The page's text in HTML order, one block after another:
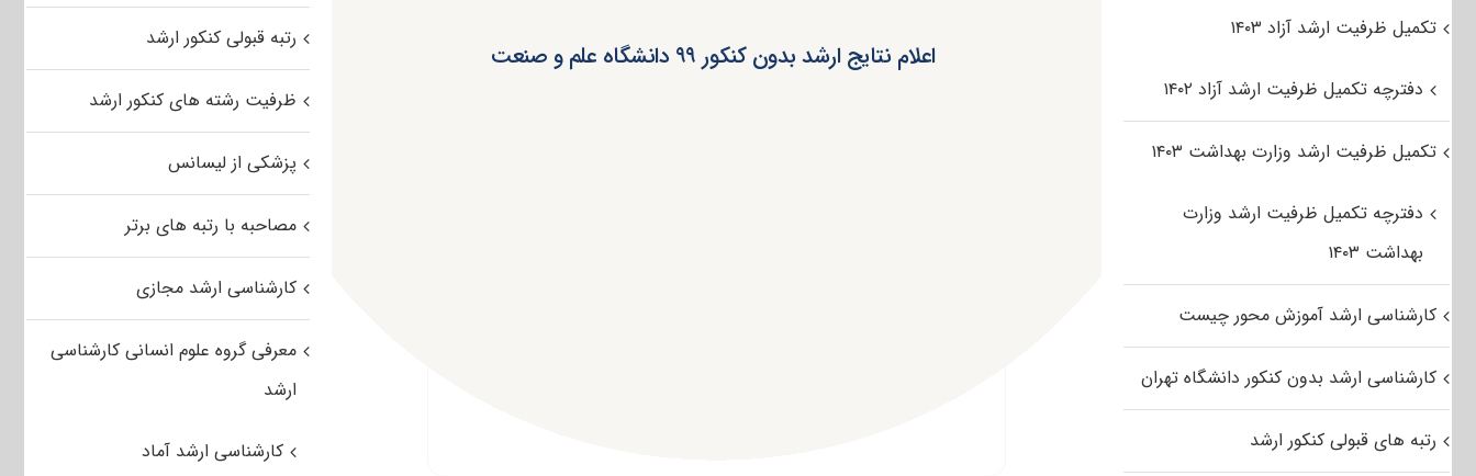
اعلام نتایج ارشد بدون کنکور ۹۹ دانشگاه علم و صنعت
رتبه قبولی کنکور ارشد
ظرفیت رشته های کنکور ارشد
پزشکی از لیسانس
مصاحبه با رتبه های برتر
کارشناسی ارشد مجازی
معرفی گروه علوم انسانی کارشناسی
ارشد
کارشناسی ارشد آماد
تکمیل ظرفیت ارشد آزاد ۱۴۰۳
دفترچه تکمیل ظرفیت ارشد آزاد ۱۴۰۲
تکمیل ظرفیت ارشد وزارت بهداشت ۱۴۰۳
دفترچه تکمیل ظرفیت ارشد وزارت
بهداشت ۱۴۰۳
کارشناسی ارشد آموزش محور چیست
کارشناسی ارشد بدون کنکور دانشگاه تهران
رتبه های قبولی کنکور ارشد